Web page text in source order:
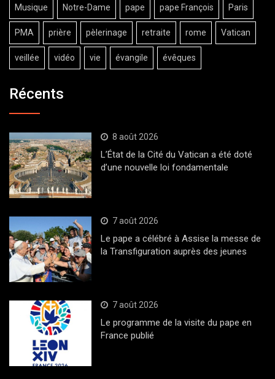
Musique Notre-Dame pape pape François Paris
PMA prière pèlerinage retraite rome Vatican
veillée vidéo vie évangile évêques
Récents
8 août 2026
L’État de la Cité du Vatican a été doté
d’une nouvelle loi fondamentale
7 août 2026
Le pape a célébré à Assise la messe de
la Transfiguration auprès des jeunes
7 août 2026
Le programme de la visite du pape en
France publié